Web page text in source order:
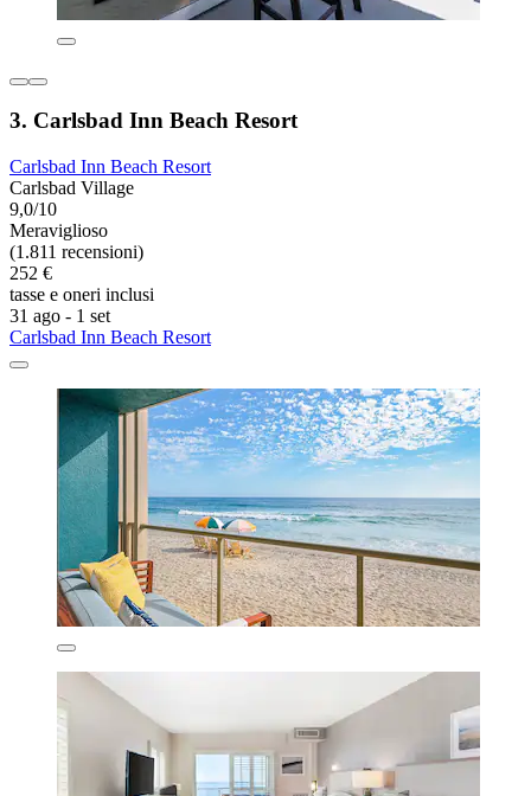
3. Carlsbad Inn Beach Resort
Carlsbad Inn Beach Resort
Carlsbad Village
9,0/10
Meraviglioso
(1.811 recensioni)
252 €
tasse e oneri inclusi
31 ago - 1 set
Carlsbad Inn Beach Resort